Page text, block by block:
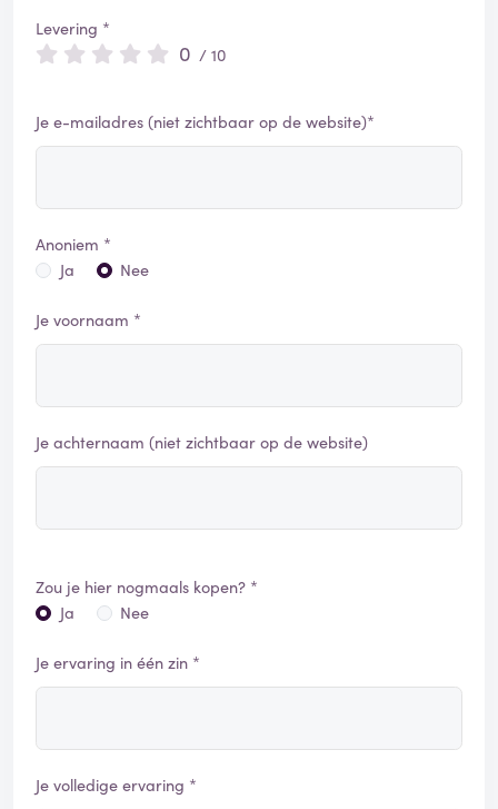
Levering *
0 / 10
Je e-mailadres (niet zichtbaar op de website)*
Anoniem *
Ja
Nee
Je voornaam *
Je achternaam (niet zichtbaar op de website)
Zou je hier nogmaals kopen? *
Ja
Nee
Je ervaring in één zin *
Je volledige ervaring *